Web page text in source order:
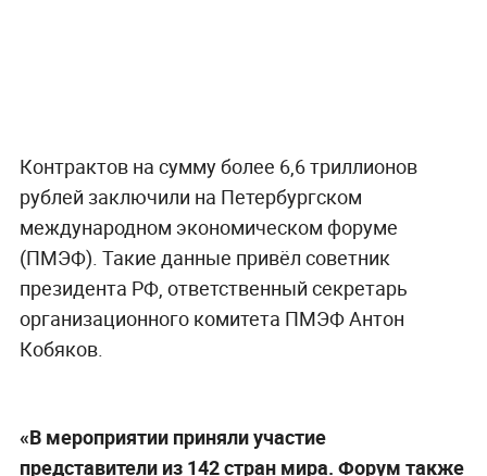
Контрактов на сумму более 6,6 триллионов
рублей заключили на Петербургском
международном экономическом форуме
(ПМЭФ). Такие данные привёл советник
президента РФ, ответственный секретарь
организационного комитета ПМЭФ Антон
Кобяков.
«В мероприятии приняли участие
представители из 142 стран мира. Форум также